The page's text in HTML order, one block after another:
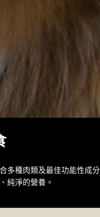
多種肉類及最佳功能性成
純淨的營養。